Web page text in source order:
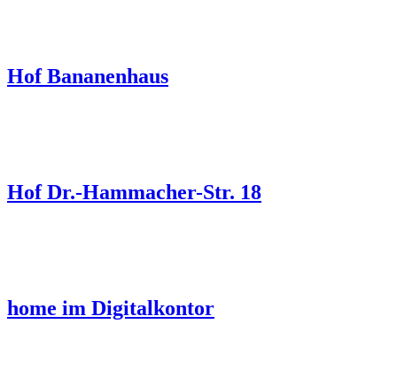
Hof Bananenhaus
Hof Dr.-Hammacher-Str. 18
home im Digitalkontor